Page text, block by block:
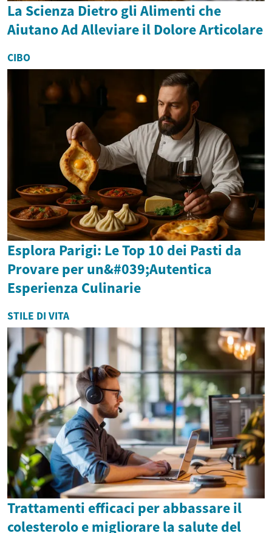
La Scienza Dietro gli Alimenti che
Aiutano Ad Alleviare il Dolore Articolare
CIBO
Esplora Parigi: Le Top 10 dei Pasti da
Provare per un&#039;Autentica
Esperienza Culinarie
STILE DI VITA
Trattamenti efficaci per abbassare il
colesterolo e migliorare la salute del